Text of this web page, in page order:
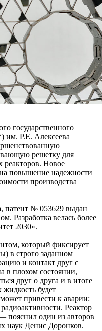
государственного
им. Р.Е. Алексеева
решетку для
реакторов. Новое
повышение надежности
производства
патент № 053629 выдан
Разработка велась более
2030».
который фиксирует
в строго заданном
и контакт друг с
в плохом состоянии,
друг о друга и в итоге
жидкость будет
может привести к аварии:
Реактор
пояснил один из авторов
наук Денис Доронков.